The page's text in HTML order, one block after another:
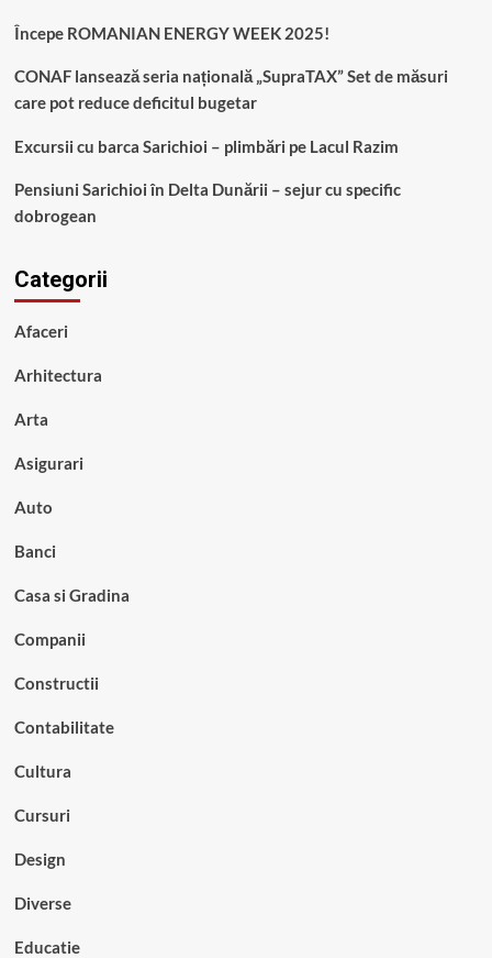
Începe ROMANIAN ENERGY WEEK 2025!
CONAF lansează seria națională „SupraTAX” Set de măsuri
care pot reduce deficitul bugetar
Excursii cu barca Sarichioi – plimbări pe Lacul Razim
Pensiuni Sarichioi în Delta Dunării – sejur cu specific
dobrogean
Categorii
Afaceri
Arhitectura
Arta
Asigurari
Auto
Banci
Casa si Gradina
Companii
Constructii
Contabilitate
Cultura
Cursuri
Design
Diverse
Educatie